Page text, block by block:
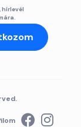
hírlevél